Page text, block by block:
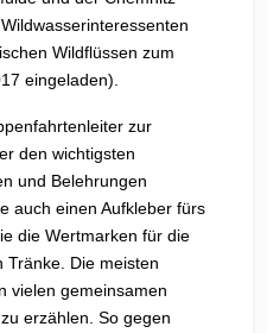
Wildflüssen zum
eingeladen).
zur
den wichtigsten
und Belehrungen
auch einen Aufkleber fürs
die Wertmarken für die
Tränke. Die meisten
vielen gemeinsamen
erzählen. So gegen